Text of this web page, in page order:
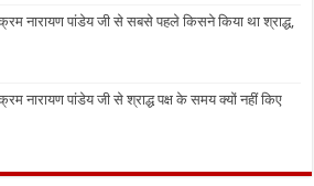
नारायण पांडेय जी से सबसे पहले किसने किया था श्राद्ध,
नारायण पांडेय जी से श्राद्ध पक्ष के समय क्यों नहीं किए